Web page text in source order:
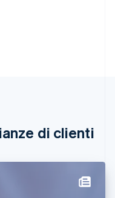
di clienti